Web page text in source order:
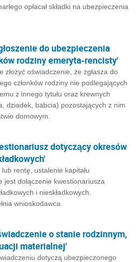
opłacał składki na ubezpieczenia
do ubezpieczenia
rodziny emeryta-rencisty'
złożyć oświadczenie, że zgłasza do
członków rodziny nie podlegających
z innego tytułu oraz krewnych
dziadek, babcia) pozostających z nim
domowym.
dotyczący okresów
rentę, ustalenie kapitału
jest dołączenie kwestionariusza
i nieskładkowych.
wnioskodawca.
o stanie rodzinnym,
materialnej'
dotyczą ubezpieczonego